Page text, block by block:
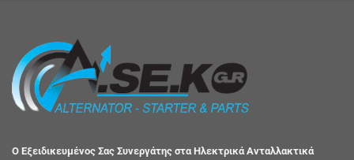
Ο Εξειδικευμένος Σας Συνεργάτης στα Ηλεκτρικά Ανταλλακτικά